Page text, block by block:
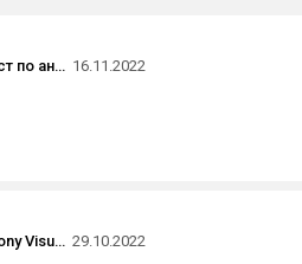
Старший программист по анимации The Witcher 4 присоединился к Naughty Dog 16.11.2022
Внутренняя студия Sony Visual Arts работает с Naughty Dog над AAA-игрой по «любимой всеми франшизе» 29.10.2022